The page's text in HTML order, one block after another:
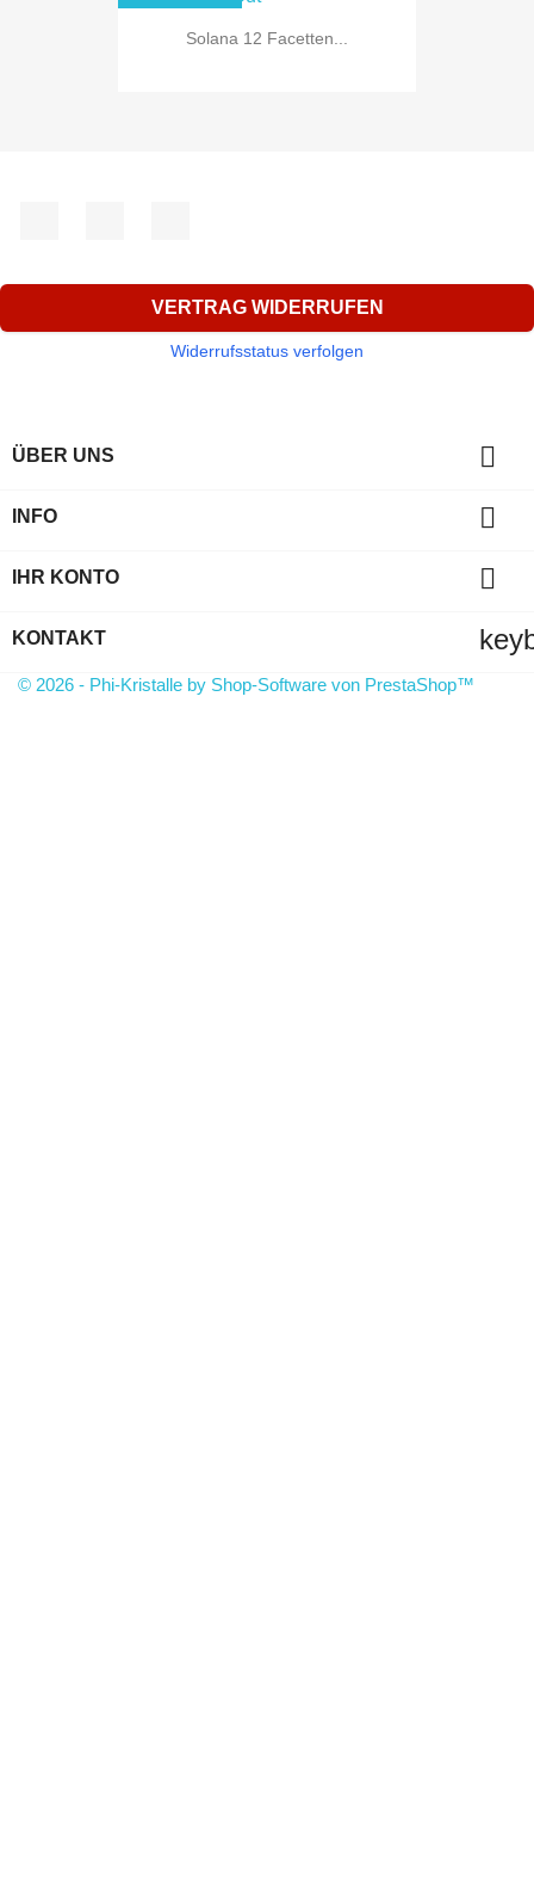
Solana 12 Facetten...
VERTRAG WIDERRUFEN
Widerrufsstatus verfolgen
ÜBER UNS 
INFO 
IHR KONTO 
KONTAKT
© 2026 - Phi-Kristalle by Shop-Software von PrestaShop™